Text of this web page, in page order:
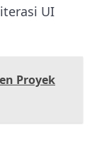
UI
Proyek